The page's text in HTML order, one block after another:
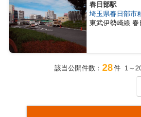
春日部駅
埼玉県春日部市
東武伊勢崎線 春
該当公開件数： 28件 1～